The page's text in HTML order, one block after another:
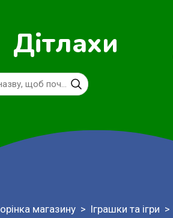
Дітлахи
магазину Іграшки та ігри